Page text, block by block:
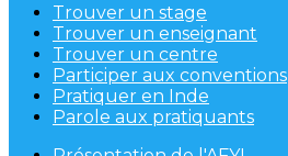
Trouver un stage
Trouver un enseignant
Trouver un centre
Participer aux conventions
Pratiquer en Inde
Parole aux pratiquants